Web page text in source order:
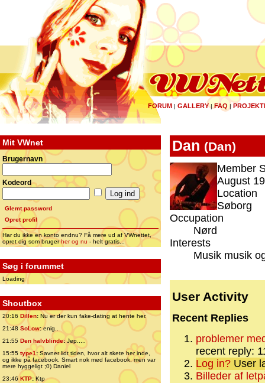
FORUM | GALLERY|FAQ |
Mit VWnet
Brugernavn
Kodeord
Glemt password
Opret profil
Har du ikke en konto endnu? Få mere ud af VWnettet,
opret dig som brugerher og nu - helt gratis...
Søg i forummet
Loading
Shoutbox
20:16 Dillen: Nu er der kun fake-dating at hente her.
21:48 SoLow:enig..
21:55 Den halvblinde:Jep.....
15:55 type1:Savner lidt tiden, hvor alt skete her inde,
og ikke på facebook. Smart nok med facebook, men var
mere hyggeligt ;0) Daniel
23:46 KTP:Ktp
Dan (Dan)
Member
August
Location
Søborg
Occupation
Nørd
Interests
Musik musik
User Activity
Recent Replies
problemer
recent reply:
Log in? User
Billeder af